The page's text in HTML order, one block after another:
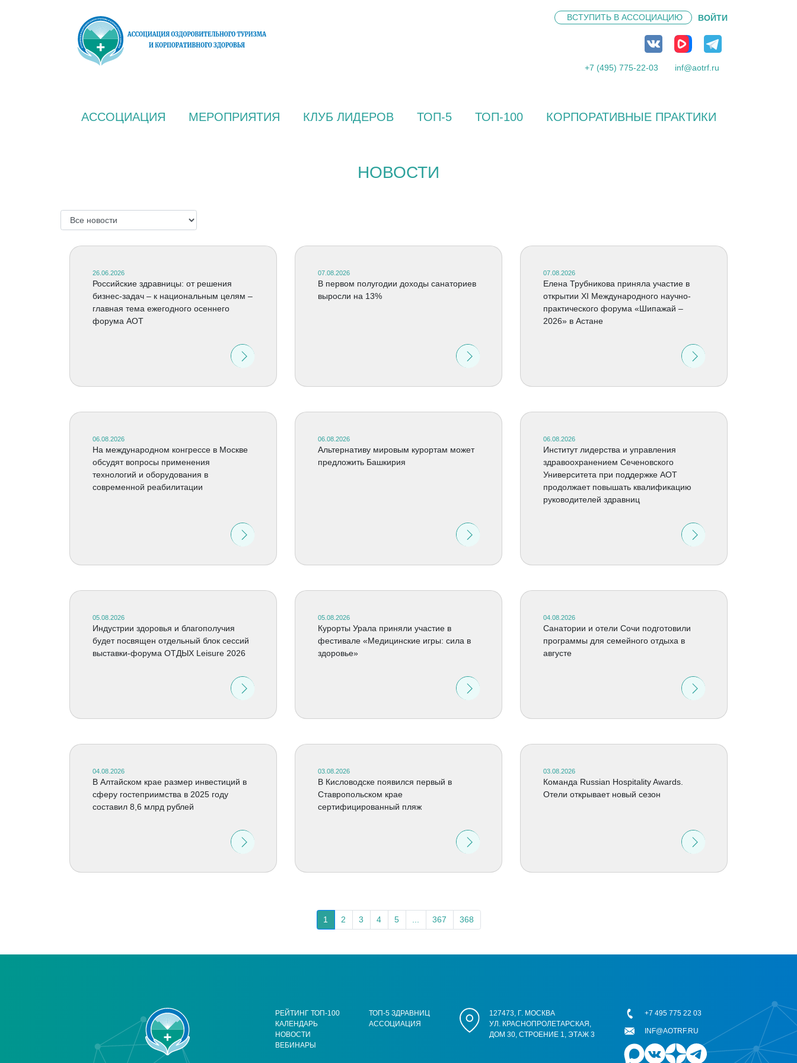
ВСТУПИТЬ В АССОЦИАЦИЮ ВОЙТИ
+7 (495) 775-22-03 inf@aotrf.ru
АССОЦИАЦИЯ МЕРОПРИЯТИЯ КЛУБ ЛИДЕРОВ ТОП-5 ТОП-100 КОРПОРАТИВНЫЕ ПРАКТИКИ
НОВОСТИ
26.06.2026
Российские здравницы: от решения
бизнес-задач – к национальным целям –
главная тема ежегодного осеннего
форума АОТ
07.08.2026
В первом полугодии доходы санаториев
выросли на 13%
07.08.2026
Елена Трубникова приняла участие в
открытии XI Международного научно-
практического форума «Шипажай –
2026» в Астане
06.08.2026
На международном конгрессе в Москве
обсудят вопросы применения
технологий и оборудования в
современной реабилитации
06.08.2026
Альтернативу мировым курортам может
предложить Башкирия
06.08.2026
Институт лидерства и управления
здравоохранением Сеченовского
Университета при поддержке АОТ
продолжает повышать квалификацию
руководителей здравниц
05.08.2026
Индустрии здоровья и благополучия
будет посвящен отдельный блок сессий
выставки-форума ОТДЫХ Leisure 2026
05.08.2026
Курорты Урала приняли участие в
фестивале «Медицинские игры: сила в
здоровье»
04.08.2026
Санатории и отели Сочи подготовили
программы для семейного отдыха в
августе
04.08.2026
В Алтайском крае размер инвестиций в
сферу гостеприимства в 2025 году
составил 8,6 млрд рублей
03.08.2026
В Кисловодске появился первый в
Ставропольском крае
сертифицированный пляж
03.08.2026
Команда Russian Hospitality Awards.
Отели открывает новый сезон
1 2 3 4 5 367 368
РЕЙТИНГ ТОП-100
КАЛЕНДАРЬ
НОВОСТИ
ВЕБИНАРЫ
ТОП-5 ЗДРАВНИЦ
АССОЦИАЦИЯ
127473, Г. МОСКВА
УЛ. КРАСНОПРОЛЕТАРСКАЯ,
ДОМ 30, СТРОЕНИЕ 1, ЭТАЖ 3
+7 495 775 22 03
INF@AOTRF.RU